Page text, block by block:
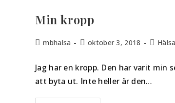
Min kropp
mbhalsa oktober 3, 2018 Hälsa
Jag har en kropp. Den har varit
att byta ut. Inte heller är den…